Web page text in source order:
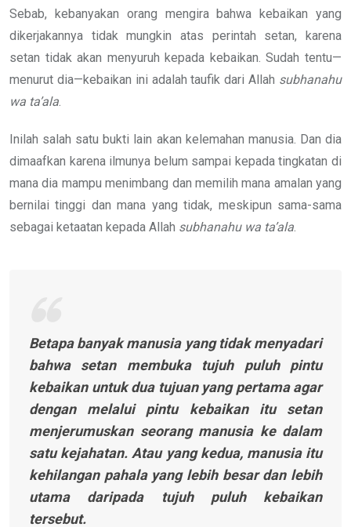
Sebab, kebanyakan orang mengira bahwa kebaikan yang
dikerjakannya tidak mungkin atas perintah setan, karena
setan tidak akan menyuruh kepada kebaikan. Sudah tentu—
menurut dia—kebaikan ini adalah taufik dari Allah subhanahu
wa ta’ala.
Inilah salah satu bukti lain akan kelemahan manusia. Dan dia
dimaafkan karena ilmunya belum sampai kepada tingkatan di
mana dia mampu menimbang dan memilih mana amalan yang
bernilai tinggi dan mana yang tidak, meskipun sama-sama
sebagai ketaatan kepada Allah subhanahu wa ta’ala.
Betapa banyak manusia yang tidak menyadari
bahwa setan membuka tujuh puluh pintu
kebaikan untuk dua tujuan yang pertama agar
dengan melalui pintu kebaikan itu setan
menjerumuskan seorang manusia ke dalam
satu kejahatan. Atau yang kedua, manusia itu
kehilangan pahala yang lebih besar dan lebih
utama daripada tujuh puluh kebaikan
tersebut.